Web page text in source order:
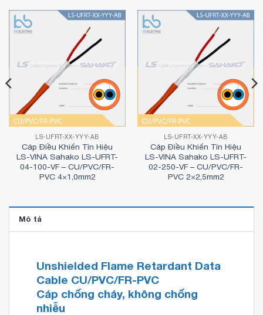
LS-UFRT-XX-YYY-AB
Cáp Điều Khiển Tín Hiệu
LS-VINA Sahako LS-UFRT-
04-100-VF – CU/PVC/FR-
PVC 4×1,0mm2
LS-UFRT-XX-YYY-AB
Cáp Điều Khiển Tín Hiệu
LS-VINA Sahako LS-UFRT-
02-250-VF – CU/PVC/FR-
PVC 2×2,5mm2
Mô tả
Unshielded Flame Retardant Data
Cable CU/PVC/FR-PVC
Cáp chống cháy, không chống
nhiễu